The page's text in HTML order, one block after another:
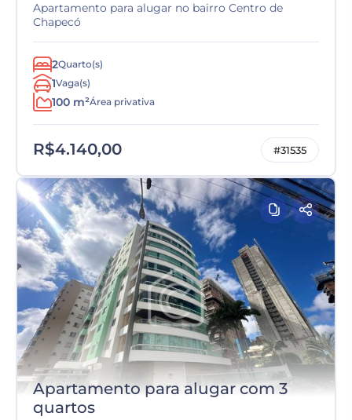
Apartamento para alugar no bairro Centro de
Chapecó
2Quarto(s)
1Vaga(s)
100 m²Área privativa
R$4.140,00 #31535
Apartamento para alugar com 3
quartos